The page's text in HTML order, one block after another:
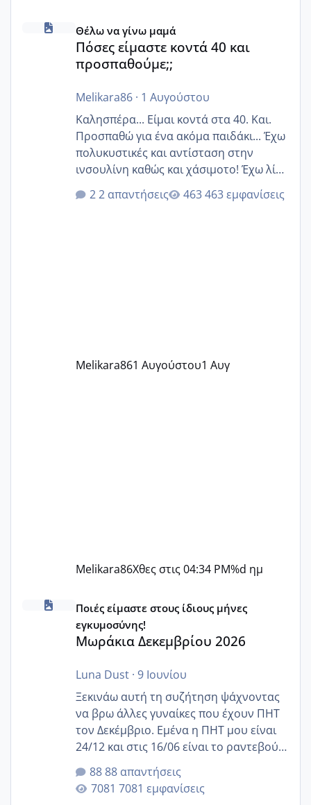
Πόσες είμαστε κοντά 40 και προσπαθούμε;;
Θέλω να γίνω μαμά
Πόσες είμαστε κοντά 40 και
προσπαθούμε;;
Melikara86· 1 Αυγούστου
Καλησπέρα... Είμαι κοντά στα 40. Και.
Προσπαθώ για ένα ακόμα παιδάκι... Έχω
πολυκυστικές και αντίσταση στην
ινσουλίνη καθώς και χάσιμοτο! Έχω λίγα
κιλά παραπάνω και όσο κ αν προσπαθώ
δεν χάνω εύκολα! Προσπαθώ για ακόμη
2 απαντήσεις 463 εμφανίσεις
Melikara861 Αυγούστου1 Αυγ
Melikara86Χθες στις 04:34 PM%d ημ
Μωράκια Δεκεμβρίου 2026
Ποιές είμαστε στους ίδιους μήνες
εγκυμοσύνης!
Μωράκια Δεκεμβρίου 2026
Luna Dust· 9 Ιουνίου
Ξεκινάω αυτή τη συζήτηση ψάχνοντας
να βρω άλλες γυναίκες που έχουν ΠΗΤ
τον Δεκέμβριο. Εμένα η ΠΗΤ μου είναι
24/12 και στις 16/06 είναι το ραντεβού
της αυχενικής διαφάνειας. Έχω αρκετό
άγχος και οι μέρες δεν φαίνεται να
περνάνε με τίποτα.
88 απαντήσεις
7081 εμφανίσεις